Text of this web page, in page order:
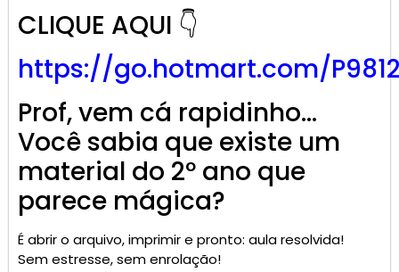
CLIQUE AQUI 👇
https://go.hotmart.com/
Prof, vem cá rapidinho…
Você sabia que existe um
material do 2º ano que
parece mágica?
É abrir o arquivo, imprimir e pronto: aula resolvida!
Sem estresse, sem enrolação!